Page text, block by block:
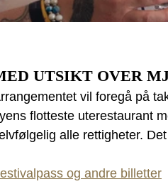
UTSIKT OVER
vil foregå på
flotteste uterestaurant
alle rettigheter.
og andre billetter